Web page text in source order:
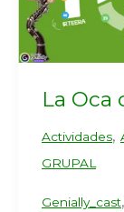
La Oca
Actividades,
GRUPAL
Genially_cast,